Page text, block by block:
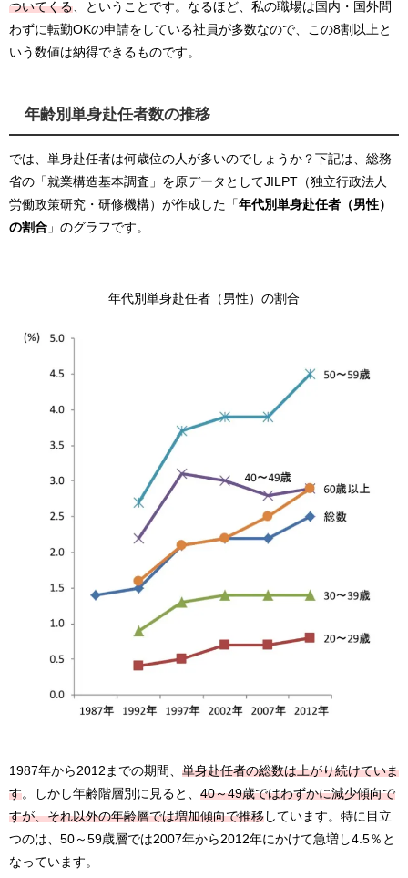
ついてくる 、ということです。なるほど、私の職場は国内・国外問
わずに転勤OKの申請をしている社員が多数なので、この8割以上と
いう数値は納得できるものです。
年齢別単身赴任者数の推移
では、単身赴任者は何歳位の人が多いのでしょうか？下記は、総務
省の「就業構造基本調査」を原データとしてJILPT（独立行政法人
労働政策研究・研修機構）が作成した「 年代別単身赴任者（男性）
の割合 」のグラフです。
年代別単身赴任者（男性）の割合
1987年から2012までの期間、 単身赴任者の総数は上がり続けていま
す。しかし年齢階層別に見ると、 40～49歳ではわずかに減少傾向で
すが、それ以外の年齢層では増加傾向で推移 しています。特に目立
つのは、50～59歳層では2007年から2012年にかけて急増し4.5％と
なっています。